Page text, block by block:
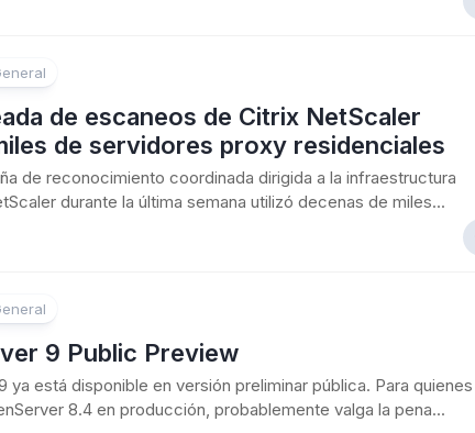
de escaneos de Citrix NetScaler
de servidores proxy residenciales
de reconocimiento coordinada dirigida a la infraestructura
durante la última semana utilizó decenas de miles...
9 Public Preview
ya está disponible en versión preliminar pública. Para quienes
8.4 en producción, probablemente valga la pena...